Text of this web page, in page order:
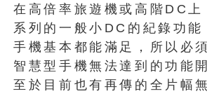
在高倍率旅遊機或高階DC
系列的一般小DC的紀錄功能
手機基本都能滿足，所以必
智慧型手機無法達到的功能
至於目前也有再傳的全片幅